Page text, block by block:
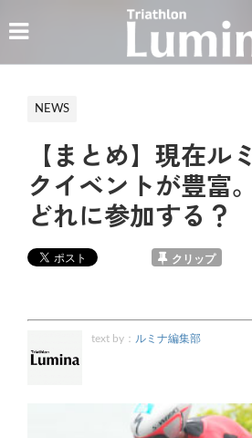
NEWS
【まとめ】現在ル
クイベントが豊富
どれに参加する？
クリップ
text by： ルミナ編集部